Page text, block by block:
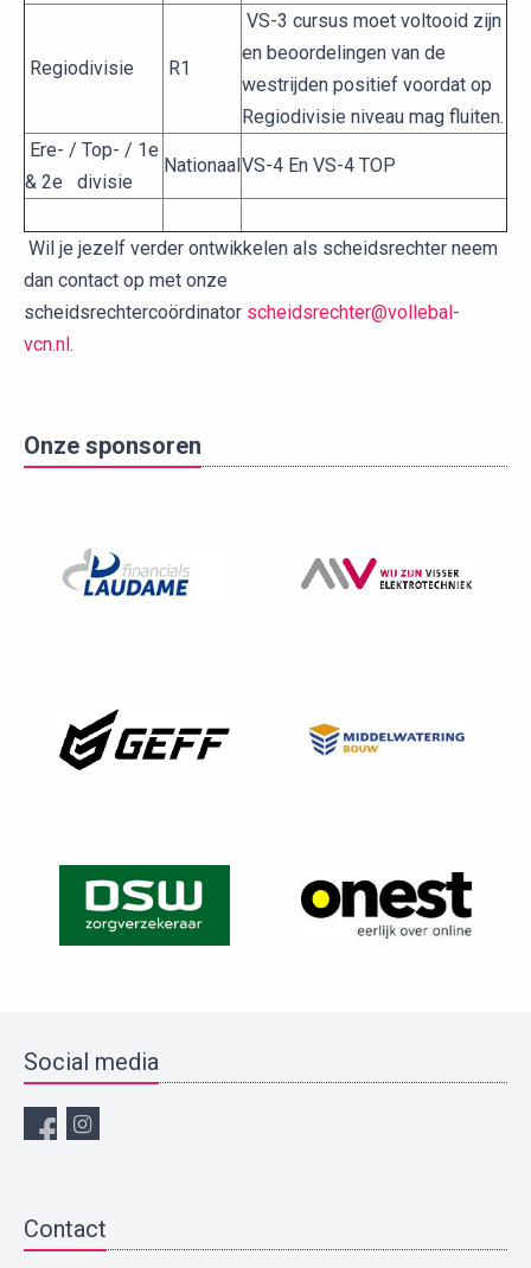
Regiodivisie R1
VS-3 cursus moet voltooid zijn
en beoordelingen van de
westrijden positief voordat op
Regiodivisie niveau mag fluiten.
Ere- / Top- / 1e
& 2e divisie
NationaalVS-4 En VS-4 TOP
Wil je jezelf verder ontwikkelen als scheidsrechter neem
dan contact op met onze
scheidsrechtercoördinator scheidsrechter@vollebal-
vcn.nl.
Onze sponsoren
Social media
Contact